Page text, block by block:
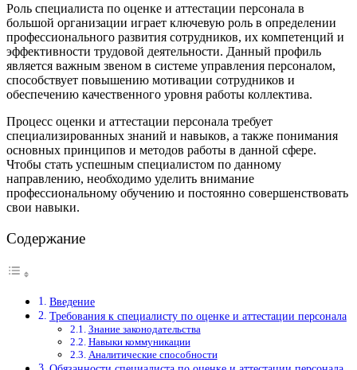
Роль специалиста по оценке и аттестации персонала в
большой организации играет ключевую роль в определении
профессионального развития сотрудников, их компетенций и
эффективности трудовой деятельности. Данный профиль
является важным звеном в системе управления персоналом,
способствует повышению мотивации сотрудников и
обеспечению качественного уровня работы коллектива.
Процесс оценки и аттестации персонала требует
специализированных знаний и навыков, а также понимания
основных принципов и методов работы в данной сфере.
Чтобы стать успешным специалистом по данному
направлению, необходимо уделить внимание
профессиональному обучению и постоянно совершенствовать
свои навыки.
Содержание
Введение
Требования к специалисту по оценке и аттестации персонала
Знание законодательства
Навыки коммуникации
Аналитические способности